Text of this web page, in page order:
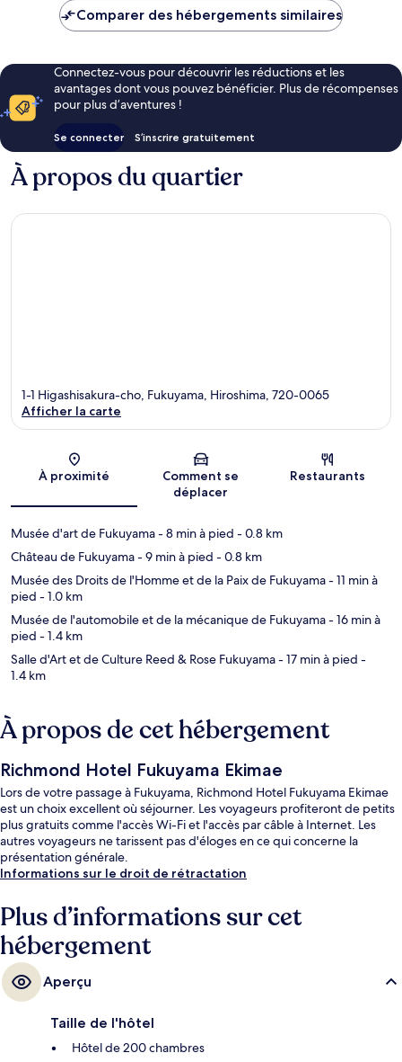
est
de
Comparer des hébergements similaires
Connectez-vous pour découvrir les réductions et les
avantages dont vous pouvez bénéficier. Plus de récompenses
pour plus d’aventures !
Se connecter S’inscrire gratuitement
À propos du quartier
Carte
1-1 Higashisakura-cho, Fukuyama, Hiroshima, 720-0065
Afficher la carte
À proximité
Comment se
déplacer
Restaurants
Musée d'art de Fukuyama- 8 min à pied - 0.8 km
Château de Fukuyama- 9 min à pied - 0.8 km
Musée des Droits de l'Homme et de la Paix de Fukuyama- 11 min à
pied - 1.0 km
Musée de l'automobile et de la mécanique de Fukuyama- 16 min à
pied - 1.4 km
Salle d'Art et de Culture Reed & Rose Fukuyama- 17 min à pied -
1.4 km
À propos de cet hébergement
Richmond Hotel Fukuyama Ekimae
Lors de votre passage à Fukuyama, Richmond Hotel Fukuyama Ekimae
est un choix excellent où séjourner. Les voyageurs profiteront de petits
plus gratuits comme l'accès Wi-Fi et l'accès par câble à Internet. Les
autres voyageurs ne tarissent pas d'éloges en ce qui concerne la
présentation générale.
Informations sur le droit de rétractation
Plus d’informations sur cet
hébergement
Aperçu
Taille de l'hôtel
Hôtel de 200 chambres